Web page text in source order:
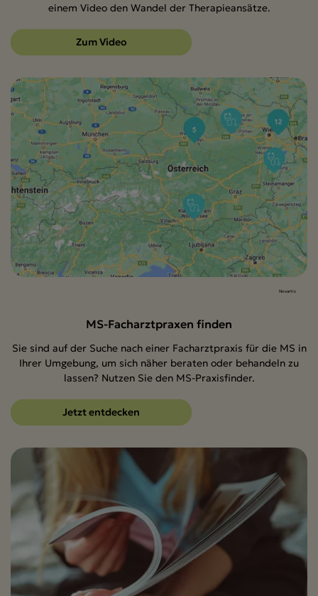
einem Video den Wandel der Therapieansätze.
Zum Video
Novartis
MS-Facharztpraxen finden
Sie sind auf der Suche nach einer Facharztpraxis für die MS in
Ihrer Umgebung, um sich näher beraten oder behandeln zu
lassen? Nutzen Sie den MS-Praxisfinder.
Jetzt entdecken